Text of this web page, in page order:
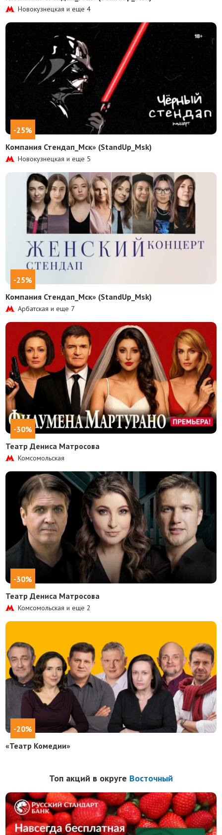
Новокузнецкая и еще4
-25%
Компания Стендап_Мск» (StandUp_Msk)
Новокузнецкая и еще 5
-25%
Компания Стендап_Мск» (StandUp_Msk)
Арбатская и еще 7
-30%
Театр Дениса Матросова
Комсомольская
-30%
Театр Дениса Матросова
Комсомольская и еще2
-20%
«Театр Комедии»
Топ акций в округе Восточный